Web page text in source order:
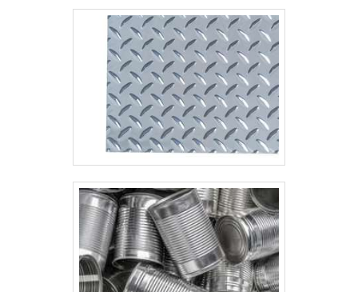
segmento pela idoneidade em tudo que faz,
onde garantem o sucesso aos parceiros de